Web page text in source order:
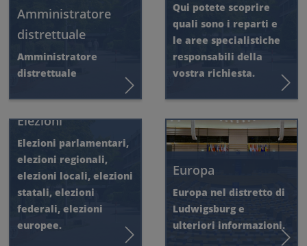
Amministratore
distrettuale
Amministratore
distrettuale
Qui potete scoprire
quali sono i reparti e
le aree specialistiche
responsabili della
vostra richiesta.
Elezioni
Elezioni parlamentari,
elezioni regionali,
elezioni locali, elezioni
statali, elezioni
federali, elezioni
europee.
Europa
Europa nel distretto di
Ludwigsburg e
ulteriori informazioni.